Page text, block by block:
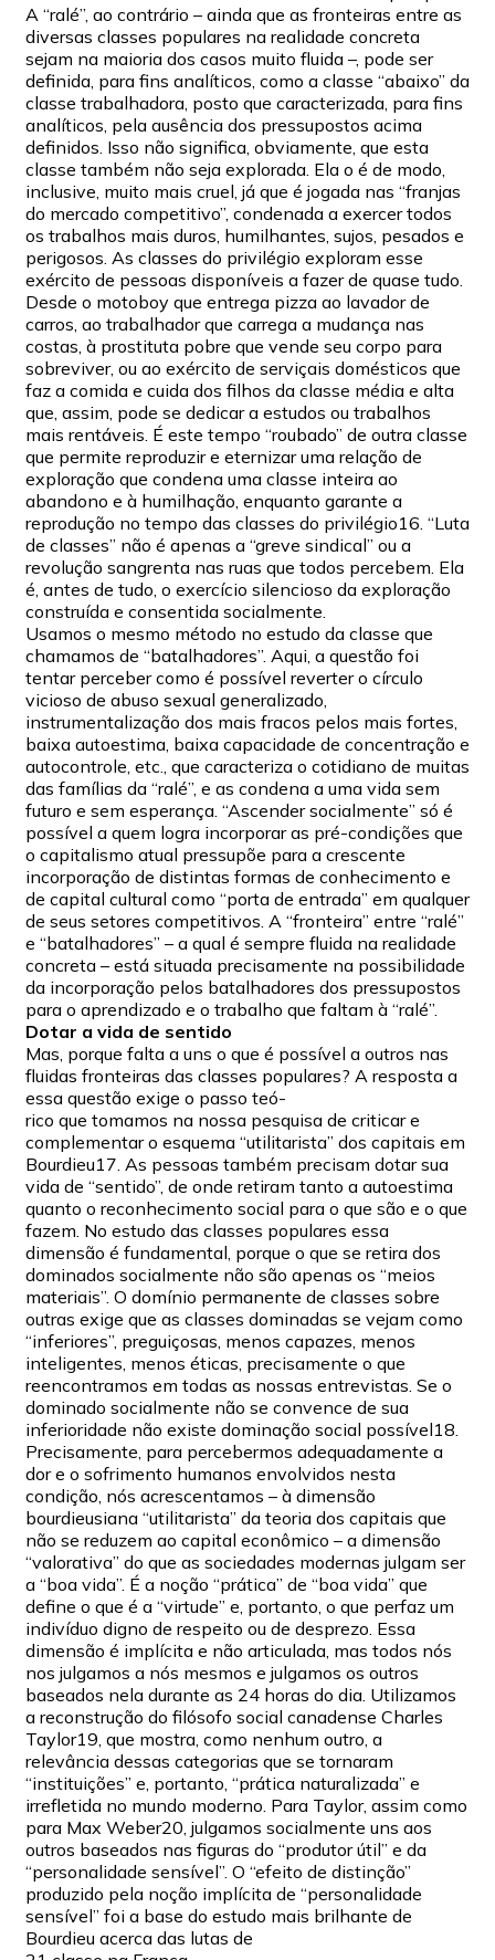
A “ralé”, ao contrário – ainda que as fronteiras entre as
diversas classes populares na realidade concreta
sejam na maioria dos casos muito fluida –, pode ser
definida, para fins analíticos, como a classe “abaixo” da
classe trabalhadora, posto que caracterizada, para fins
analíticos, pela ausência dos pressupostos acima
definidos. Isso não significa, obviamente, que esta
classe também não seja explorada. Ela o é de modo,
inclusive, muito mais cruel, já que é jogada nas “franjas
do mercado competitivo”, condenada a exercer todos
os trabalhos mais duros, humilhantes, sujos, pesados e
perigosos. As classes do privilégio exploram esse
exército de pessoas disponíveis a fazer de quase tudo.
Desde o motoboy que entrega pizza ao lavador de
carros, ao trabalhador que carrega a mudança nas
costas, à prostituta pobre que vende seu corpo para
sobreviver, ou ao exército de serviçais domésticos que
faz a comida e cuida dos filhos da classe média e alta
que, assim, pode se dedicar a estudos ou trabalhos
mais rentáveis. É este tempo “roubado” de outra classe
que permite reproduzir e eternizar uma relação de
exploração que condena uma classe inteira ao
abandono e à humilhação, enquanto garante a
reprodução no tempo das classes do privilégio16. “Luta
de classes” não é apenas a “greve sindical” ou a
revolução sangrenta nas ruas que todos percebem. Ela
é, antes de tudo, o exercício silencioso da exploração
construída e consentida socialmente.
Usamos o mesmo método no estudo da classe que
chamamos de “batalhadores”. Aqui, a questão foi
tentar perceber como é possível reverter o círculo
vicioso de abuso sexual generalizado,
instrumentalização dos mais fracos pelos mais fortes,
baixa autoestima, baixa capacidade de concentração e
autocontrole, etc., que caracteriza o cotidiano de muitas
das famílias da “ralé”, e as condena a uma vida sem
futuro e sem esperança. “Ascender socialmente” só é
possível a quem logra incorporar as pré-condições que
o capitalismo atual pressupõe para a crescente
incorporação de distintas formas de conhecimento e
de capital cultural como “porta de entrada” em qualquer
de seus setores competitivos. A “fronteira” entre “ralé”
e “batalhadores” – a qual é sempre fluida na realidade
concreta – está situada precisamente na possibilidade
da incorporação pelos batalhadores dos pressupostos
para o aprendizado e o trabalho que faltam à “ralé”.
Dotar a vida de sentido
Mas, porque falta a uns o que é possível a outros nas
fluidas fronteiras das classes populares? A resposta a
essa questão exige o passo teó-
rico que tomamos na nossa pesquisa de criticar e
complementar o esquema “utilitarista” dos capitais em
Bourdieu17. As pessoas também precisam dotar sua
vida de “sentido”, de onde retiram tanto a autoestima
quanto o reconhecimento social para o que são e o que
fazem. No estudo das classes populares essa
dimensão é fundamental, porque o que se retira dos
dominados socialmente não são apenas os “meios
materiais”. O domínio permanente de classes sobre
outras exige que as classes dominadas se vejam como
“inferiores”, preguiçosas, menos capazes, menos
inteligentes, menos éticas, precisamente o que
reencontramos em todas as nossas entrevistas. Se o
dominado socialmente não se convence de sua
inferioridade não existe dominação social possível18.
Precisamente, para percebermos adequadamente a
dor e o sofrimento humanos envolvidos nesta
condição, nós acrescentamos – à dimensão
bourdieusiana “utilitarista” da teoria dos capitais que
não se reduzem ao capital econômico – a dimensão
“valorativa” do que as sociedades modernas julgam ser
a “boa vida”. É a noção “prática” de “boa vida” que
define o que é a “virtude” e, portanto, o que perfaz um
indivíduo digno de respeito ou de desprezo. Essa
dimensão é implícita e não articulada, mas todos nós
nos julgamos a nós mesmos e julgamos os outros
baseados nela durante as 24 horas do dia. Utilizamos
a reconstrução do filósofo social canadense Charles
Taylor19, que mostra, como nenhum outro, a
relevância dessas categorias que se tornaram
“instituições” e, portanto, “prática naturalizada” e
irrefletida no mundo moderno. Para Taylor, assim como
para Max Weber20, julgamos socialmente uns aos
outros baseados nas figuras do “produtor útil” e da
“personalidade sensível”. O “efeito de distinção”
produzido pela noção implícita de “personalidade
sensível” foi a base do estudo mais brilhante de
Bourdieu acerca das lutas de